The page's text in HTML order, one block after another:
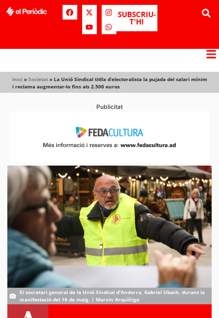
SUBSCRIU-
T'HI
Inici » Societat » La Unió Sindical titlla d’electoralista la pujada del salari mínim
i reclama augmentar-lo fins als 2.500 euros
Publicitat
El secretari general de la Unió Sindical d'Andorra, Gabriel Ubach, durant la
manifestació del 16 de maig. | Marvin Arquíñigo